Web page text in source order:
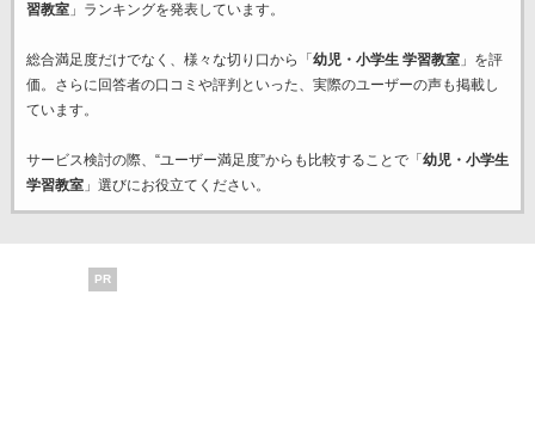
習教室」ランキングを発表しています。
総合満足度だけでなく、様々な切り口から「 幼児・小学生 学習教室」を評
価。さらに回答者の口コミや評判といった、実際のユーザーの声も掲載し
ています。
サービス検討の際、“ユーザー満足度”からも比較することで「 幼児・小学生
学習教室」選びにお役立てください。
PR